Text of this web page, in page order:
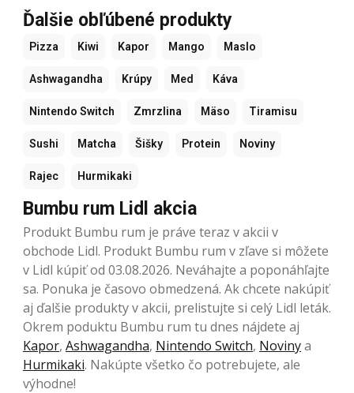
Ďalšie obľúbené produkty
Pizza Kiwi Kapor Mango Maslo
Ashwagandha Krúpy Med Káva
Nintendo Switch Zmrzlina Mäso Tiramisu
Sushi Matcha Šišky Protein Noviny
Rajec Hurmikaki
Bumbu rum Lidl akcia
Produkt Bumbu rum je práve teraz v akcii v
obchode Lidl. Produkt Bumbu rum v zľave si môžete
v Lidl kúpiť od 03.08.2026. Neváhajte a poponáhľajte
sa. Ponuka je časovo obmedzená. Ak chcete nakúpiť
aj ďalšie produkty v akcii, prelistujte si celý Lidl leták.
Okrem poduktu Bumbu rum tu dnes nájdete aj
Kapor, Ashwagandha, Nintendo Switch, Novinya
Hurmikaki. Nakúpte všetko čo potrebujete, ale
výhodne!